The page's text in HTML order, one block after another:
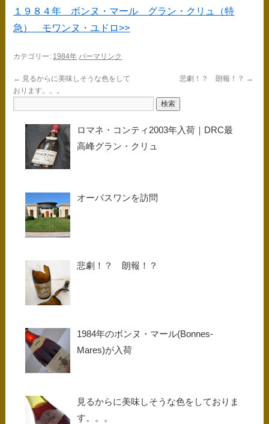
１９８４年 ボンヌ・マール グラン・クリュ（特
急） モワンヌ・ユドロ>>
カテゴリー: 1984年 パーマリンク
← 見るからに美味しそうな色をして
おります。。。
悲劇！？ 朗報！？ →
ロマネ・コンティ2003年入荷｜DRC最
高峰グラン・クリュ
オーパスワンを訪問
悲劇！？ 朗報！？
1984年のボンヌ・マール(Bonnes-
Mares)が入荷
見るからに美味しそうな色をしておりま
す。。。